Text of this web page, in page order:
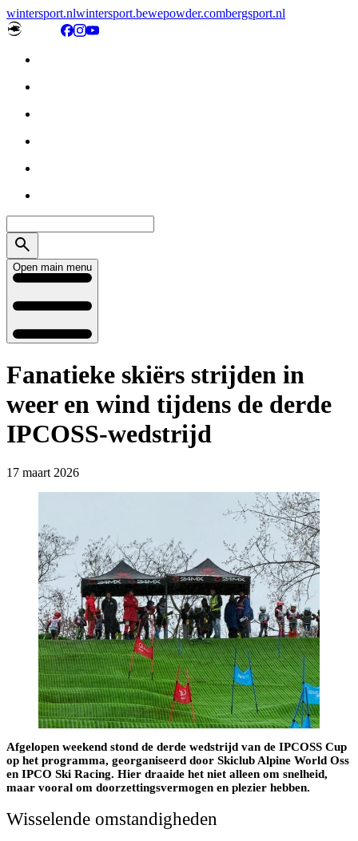
wintersport.nlwintersport.bewepowder.combergsport.nl
Open main menu
Fanatieke skiërs strijden in
weer en wind tijdens de derde
IPCOSS-wedstrijd
17 maart 2026
Afgelopen weekend stond de derde wedstrijd van de IPCOSS Cup
op het programma, georganiseerd door Skiclub Alpine World Oss
en IPCO Ski Racing. Hier draaide het niet alleen om snelheid,
maar vooral om doorzettingsvermogen en plezier hebben.
Wisselende omstandigheden